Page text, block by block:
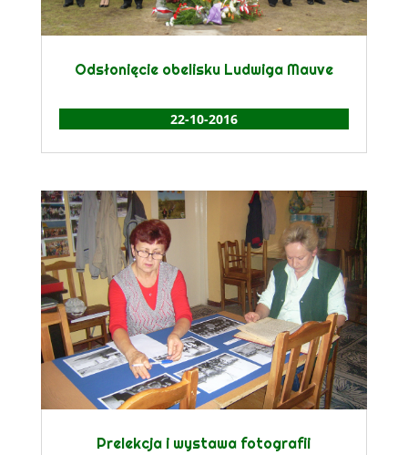
Odsłonięcie obelisku Ludwiga Mauve
22-10-2016
Prelekcja i wystawa fotografii